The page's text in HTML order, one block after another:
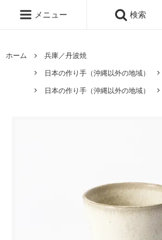
メニュー 検索
ホーム
兵庫／丹波焼
日本の作り手（沖縄以外の地域）
日本の作り手（沖縄以外の地域）